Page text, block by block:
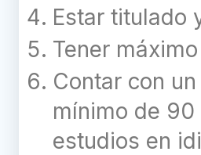
Estar titulado
Tener
Contar con
mínimo de 90
estudios en